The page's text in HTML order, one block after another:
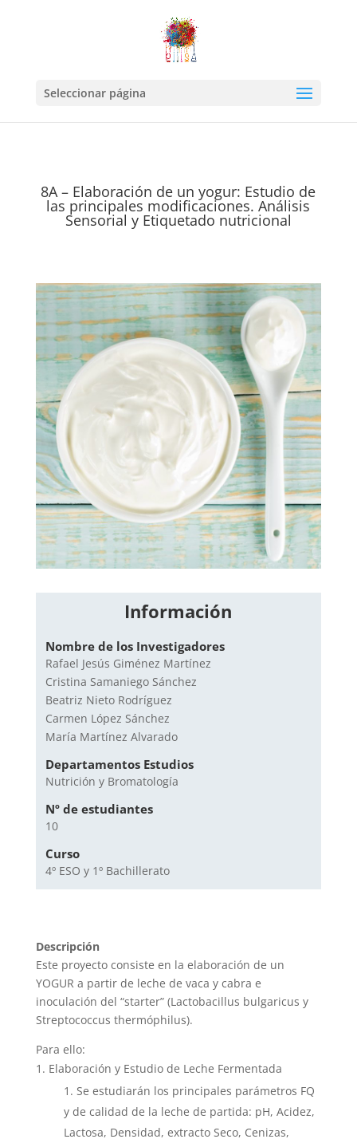
Seleccionar página
8A – Elaboración de un yogur: Estudio de
las principales modificaciones. Análisis
Sensorial y Etiquetado nutricional
Información
Nombre de los Investigadores
Rafael Jesús Giménez Martínez
Cristina Samaniego Sánchez
Beatriz Nieto Rodríguez
Carmen López Sánchez
María Martínez Alvarado
Departamentos Estudios
Nutrición y Bromatología
Nº de estudiantes
10
Curso
4º ESO y 1º Bachillerato
Descripción
Este proyecto consiste en la elaboración de un
YOGUR a partir de leche de vaca y cabra e
inoculación del “starter” (Lactobacillus bulgaricus y
Streptococcus thermóphilus).
Para ello:
Elaboración y Estudio de Leche Fermentada
Se estudiarán los principales parámetros FQ
y de calidad de la leche de partida: pH, Acidez,
Lactosa, Densidad, extracto Seco, Cenizas,